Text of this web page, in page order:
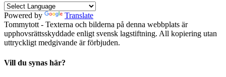
Powered by
Translate
Tommytott - Texterna och bilderna på denna webbplats är
upphovsrättsskyddade enligt svensk lagstiftning. All kopiering utan
uttryckligt medgivande är förbjuden.
Vill du synas här?